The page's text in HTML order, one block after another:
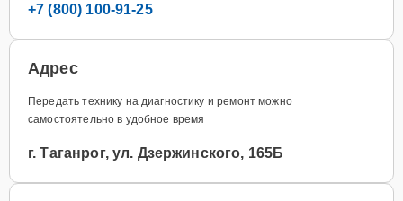
+7 (800) 100-91-25
Адрес
Передать технику на диагностику и ремонт можно
самостоятельно в удобное время
г. Таганрог, ул. Дзержинского, 165Б